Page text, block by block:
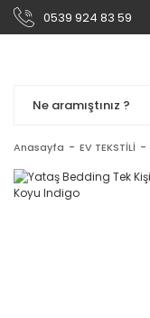
0539 924 83 59
Anasayfa EV TEKSTİLİ